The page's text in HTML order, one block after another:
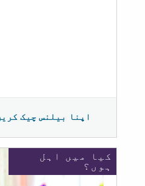
اپنا بیلنس چیک
کیا میں اہل
ہوں؟